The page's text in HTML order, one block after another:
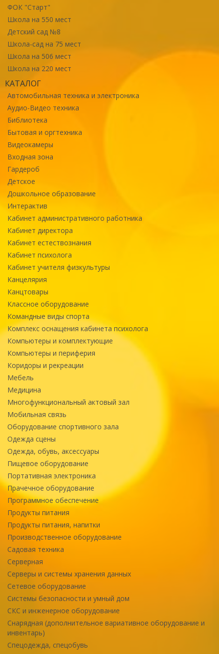
ФОК "Старт"
Школа на 550 мест
Детский сад №8
Школа-сад на 75 мест
Школа на 506 мест
Школа на 220 мест
КАТАЛОГ
Автомобильная техника и электроника
Аудио-Видео техника
Библиотека
Бытовая и оргтехника
Видеокамеры
Входная зона
Гардероб
Детское
Дошкольное образование
Интерактив
Кабинет административного работника
Кабинет директора
Кабинет естествознания
Кабинет психолога
Кабинет учителя физкультуры
Канцелярия
Канцтовары
Классное оборудование
Командные виды спорта
Комплекс оснащения кабинета психолога
Компьютеры и комплектующие
Компьютеры и периферия
Коридоры и рекреации
Мебель
Медицина
Многофункциональный актовый зал
Мобильная связь
Оборудование спортивного зала
Одежда сцены
Одежда, обувь, аксессуары
Пищевое оборудование
Портативная электроника
Прачечное оборудование
Программное обеспечение
Продукты питания
Продукты питания, напитки
Производственное оборудование
Садовая техника
Серверная
Серверы и системы хранения данных
Сетевое оборудование
Системы безопасности и умный дом
СКС и инженерное оборудование
Снарядная (дополнительное вариативное оборудование и
инвентарь)
Спецодежда, спецобувь